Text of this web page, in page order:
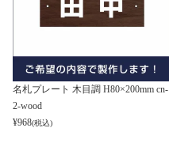
名札プレート 木目調 H80×200mm cn-
2-wood
¥968(税込)